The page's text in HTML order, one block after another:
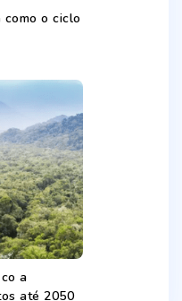
o ciclo
a
até 2050